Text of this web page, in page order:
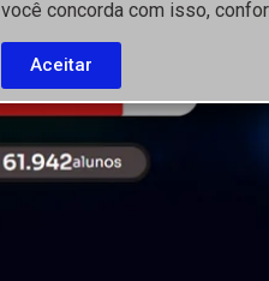
você concorda com isso,
Aceitar